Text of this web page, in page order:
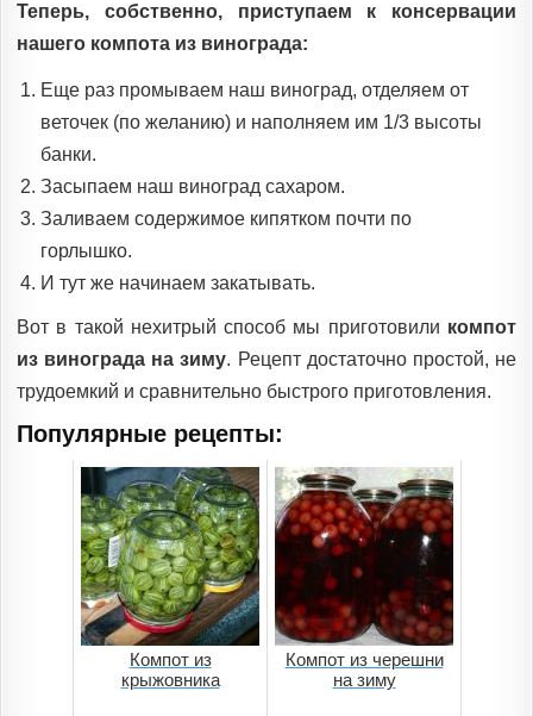
Теперь, собственно, приступаем к консервации
нашего компота из винограда:
Еще раз промываем наш виноград, отделяем от
веточек (по желанию) и наполняем им 1/3 высоты
банки.
Засыпаем наш виноград сахаром.
Заливаем содержимое кипятком почти по
горлышко.
И тут же начинаем закатывать.
Вот в такой нехитрый способ мы приготовили компот
из винограда на зиму. Рецепт достаточно простой, не
трудоемкий и сравнительно быстрого приготовления.
Популярные рецепты:
Компот из
крыжовника
Компот из черешни
на зиму